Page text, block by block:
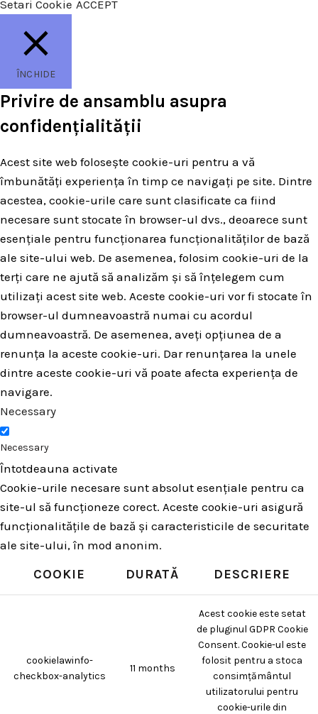
Setari Cookie ACCEPT
ÎNCHIDE
Privire de ansamblu asupra
confidențialității
Acest site web folosește cookie-uri pentru a vă
îmbunătăți experiența în timp ce navigați pe site. Dintre
acestea, cookie-urile care sunt clasificate ca fiind
necesare sunt stocate în browser-ul dvs., deoarece sunt
esențiale pentru funcționarea funcționalităților de bază
ale site-ului web. De asemenea, folosim cookie-uri de la
terți care ne ajută să analizăm și să înțelegem cum
utilizați acest site web. Aceste cookie-uri vor fi stocate în
browser-ul dumneavoastră numai cu acordul
dumneavoastră. De asemenea, aveți opțiunea de a
renunța la aceste cookie-uri. Dar renunțarea la unele
dintre aceste cookie-uri vă poate afecta experiența de
navigare.
Necessary
Necessary
Întotdeauna activate
Cookie-urile necesare sunt absolut esențiale pentru ca
site-ul să funcționeze corect. Aceste cookie-uri asigură
funcționalitățile de bază și caracteristicile de securitate
ale site-ului, în mod anonim.
COOKIE DURATĂ DESCRIERE
cookielawinfo-
checkbox-analytics
11 months
Acest cookie este setat
de pluginul GDPR Cookie
Consent. Cookie-ul este
folosit pentru a stoca
consimțământul
utilizatorului pentru
cookie-urile din